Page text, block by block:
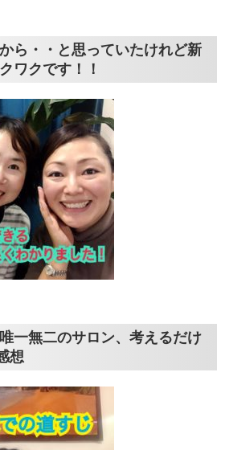
ら・・と思っていたけれど新
ワクです！！
一無二のサロン、考えるだけ
想